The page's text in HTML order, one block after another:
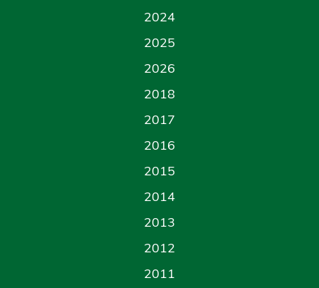
2024
2025
2026
2018
2017
2016
2015
2014
2013
2012
2011